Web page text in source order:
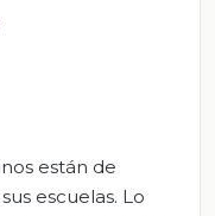
están de
escuelas. Lo